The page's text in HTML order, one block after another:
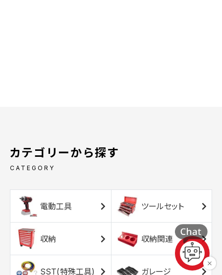
カテゴリーから探す
CATEGORY
電動工具 ツールセット
収納 収納関連
SST(特殊工具) ガレージ